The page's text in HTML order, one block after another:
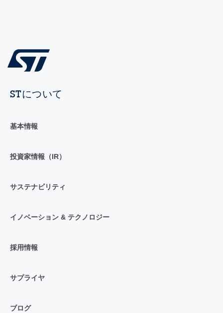
STについて
基本情報
投資家情報（IR）
サステナビリティ
イノベーション & テクノロジー
採用情報
サプライヤ
ブログ